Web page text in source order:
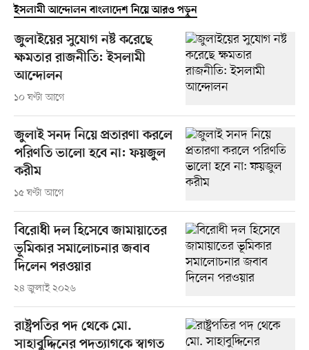
ইসলামী আন্দোলন বাংলাদেশ নিয়ে আরও পড়ুন
জুলাইয়ের সুযোগ নষ্ট করেছে
ক্ষমতার রাজনীতি: ইসলামী
আন্দোলন
১০ ঘণ্টা আগে
জুলাই সনদ নিয়ে প্রতারণা করলে
পরিণতি ভালো হবে না: ফয়জুল
করীম
১৫ ঘণ্টা আগে
বিরোধী দল হিসেবে জামায়াতের
ভূমিকার সমালোচনার জবাব
দিলেন পরওয়ার
২৪ জুলাই ২০২৬
রাষ্ট্রপতির পদ থেকে মো.
সাহাবুদ্দিনের পদত্যাগকে স্বাগত